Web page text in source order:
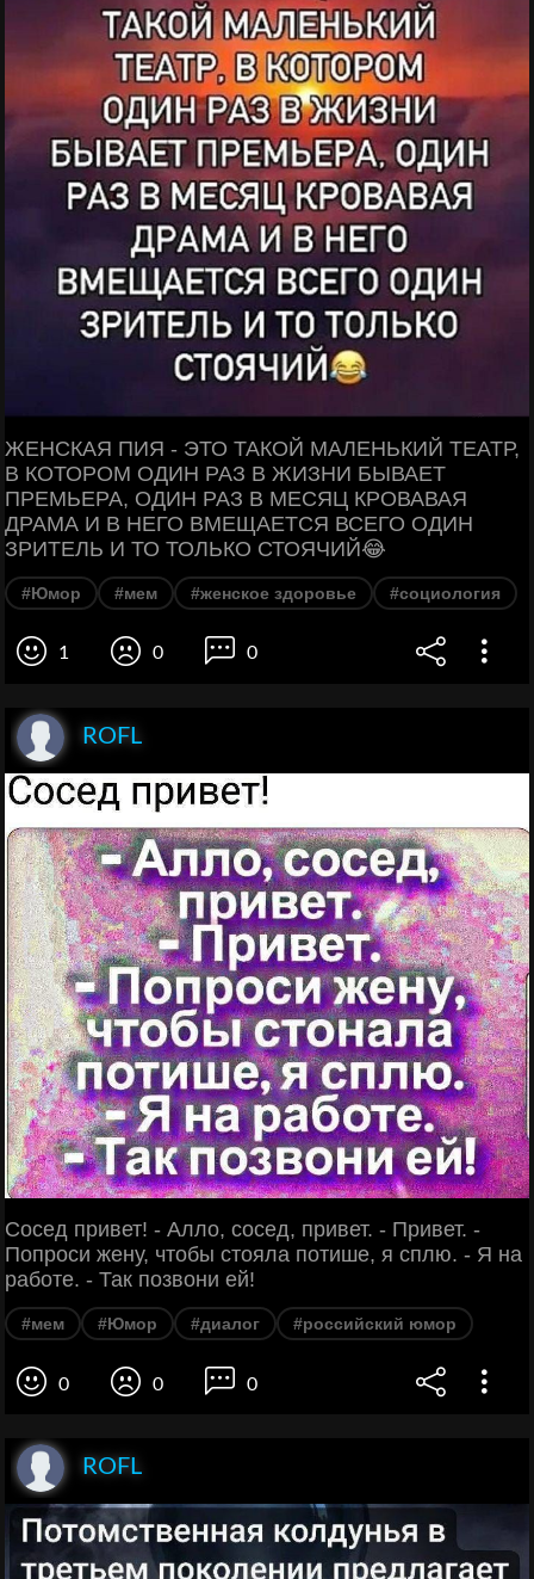
ЖЕНСКАЯ ПИЯ - ЭТО ТАКОЙ МАЛЕНЬКИЙ ТЕАТР,
В КОТОРОМ ОДИН РАЗ В ЖИЗНИ БЫВАЕТ
ПРЕМЬЕРА, ОДИН РАЗ В МЕСЯЦ КРОВАВАЯ
ДРАМА И В НЕГО ВМЕЩАЕТСЯ ВСЕГО ОДИН
ЗРИТЕЛЬ И ТО ТОЛЬКО СТОЯЧИЙ😂
#Юмор #мем #женское здоровье #социология
1 0 0
ROFL
Сосед привет! - Алло, сосед, привет. - Привет. -
Попроси жену, чтобы стояла потише, я сплю. - Я на
работе. - Так позвони ей!
#мем #Юмор #диалог #российский юмор
0 0 0
ROFL